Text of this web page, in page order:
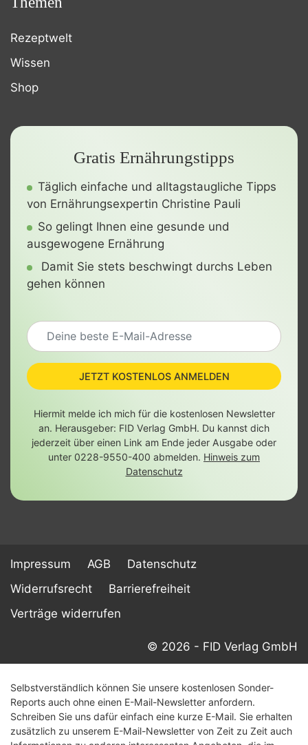
Rezeptwelt
Wissen
Shop
Gratis Ernährungstipps
Täglich einfache und alltagstaugliche Tipps
von Ernährungsexpertin Christine Pauli
So gelingt Ihnen eine gesunde und
ausgewogene Ernährung
Damit Sie stets beschwingt durchs Leben
gehen können
JETZT KOSTENLOS ANMELDEN
Hiermit melde ich mich für die kostenlosen Newsletter
an. Herausgeber: FID Verlag GmbH. Du kannst dich
jederzeit über einen Link am Ende jeder Ausgabe oder
unter 0228-9550-400 abmelden. Hinweis zum
Datenschutz
Impressum AGB
Datenschutz
Widerrufsrecht
Barrierefreiheit
Verträge widerrufen
© 2026 - FID Verlag GmbH
Selbstverständlich können Sie unsere kostenlosen Sonder-
Reports auch ohne einen E-Mail-Newsletter anfordern.
Schreiben Sie uns dafür einfach eine kurze E-Mail. Sie erhalten
zusätzlich zu unserem E-Mail-Newsletter von Zeit zu Zeit auch